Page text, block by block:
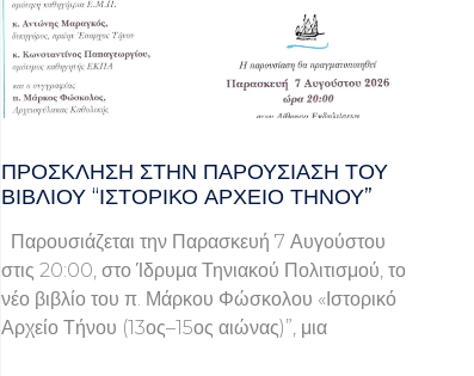
ΠΡΌΣΚΛΗΣΗ ΣΤΗΝ ΠΑΡΟΥΣΊΑΣΗ ΤΟΥ
ΒΙΒΛΊΟΥ “ΙΣΤΟΡΙΚΌ ΑΡΧΕΊΟ ΤΉΝΟΥ”
Παρουσιάζεται την Παρασκευή 7 Αυγούστου
στις 20:00, στο Ίδρυμα Τηνιακού Πολιτισμού, το
νέο βιβλίο του π. Μάρκου Φώσκολου «Ιστορικό
Αρχείο Τήνου (13ος–15ος αιώνας)”, μια